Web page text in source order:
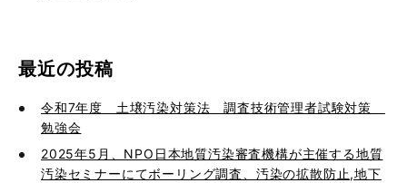
最近の投稿
令和7年度 土壌汚染対策法 調査技術管理者試験対策
勉強会
2025年5月、NPO日本地質汚染審査機構が主催する地質
汚染セミナーにてボーリング調査、汚染の拡散防止,地下